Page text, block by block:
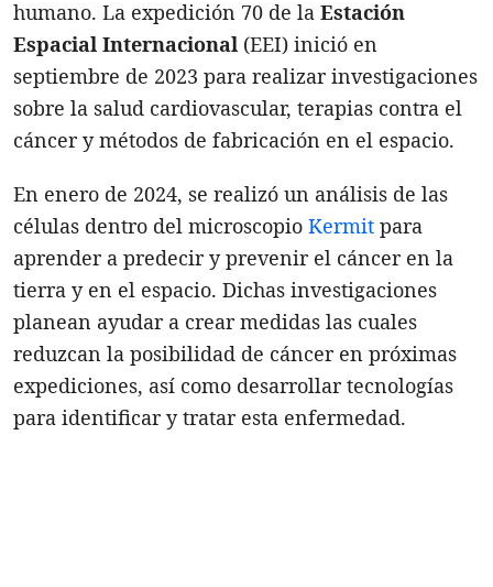
humano. La expedición 70 de la Estación
Espacial Internacional (EEI) inició en
septiembre de 2023 para realizar investigaciones
sobre la salud cardiovascular, terapias contra el
cáncer y métodos de fabricación en el espacio.
En enero de 2024, se realizó un análisis de las
células dentro del microscopio Kermit para
aprender a predecir y prevenir el cáncer en la
tierra y en el espacio. Dichas investigaciones
planean ayudar a crear medidas las cuales
reduzcan la posibilidad de cáncer en próximas
expediciones, así como desarrollar tecnologías
para identificar y tratar esta enfermedad.